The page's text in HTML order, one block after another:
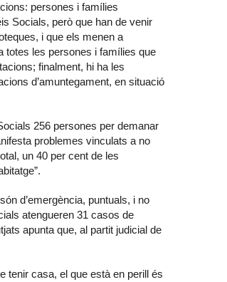
persones i famílies
Socials, però que han de venir
i que els menen a
totes les persones i famílies que
finalment, hi ha les
d’amuntegament, en situació
256 persones per demanar
problemes vinculats a no
un 40 per cent de les
d’emergència, puntuals, i no
atengueren 31 casos de
apunta que, al partit judicial de
tenir casa, el que està en perill és